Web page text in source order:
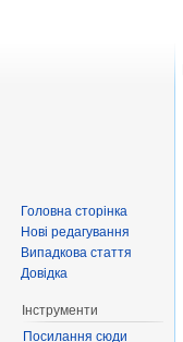
Головна сторінка
Нові редагування
Випадкова стаття
Довідка
Інструменти
Посилання сюди